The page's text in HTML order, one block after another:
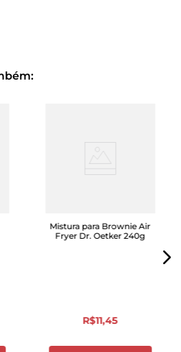
Mistura para Brownie Air
Fryer Dr. Oetker 240g
R$11,45